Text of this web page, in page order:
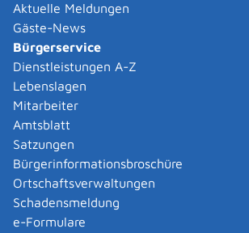
Aktuelle Meldungen
Gäste-News
Bürgerservice
Dienstleistungen A-Z
Lebenslagen
Mitarbeiter
Amtsblatt
Satzungen
Bürgerinformationsbroschüre
Ortschaftsverwaltungen
Schadensmeldung
e-Formulare
Bürgerservice
Behördenwegweiser
Gemeinde Sonnenbühl
Allgemeine Informationen
Zugehörige Leistungen
Formulare und Onlinedienste